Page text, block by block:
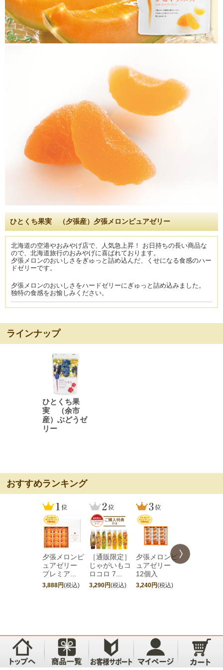
ひとくち果実 （夕張産）夕張メロンピュアゼリー
北海道の空港やおみやげ店で、人気急上昇！ お日持ちの長い商品な
ので、北海道旅行のおみやげに喜ばれております。
夕張メロンのおいしさをぎゅっと詰め込んだ、くせになる食感のハー
ドゼリーです。
夕張メロンのおいしさをハードゼリーにぎゅっと詰め込みました。
独特の食感をお愉しみください。
ラインナップ
ひとくち果
実 （余市
産）ぶどうゼ
リー
おすすめランキング
夕張メロンピ
ュアゼリー
プレミア...
3,888円(税込)
［通販限定］
じゃがいもコ
ロコロ 7...
3,290円(税込)
夕張メロンピ
ュアゼリー
12個入
3,240円(税込)
［期間限定
夕張メロン